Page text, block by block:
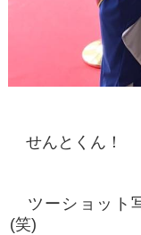
せんとくん！
ツーショット
(笑)